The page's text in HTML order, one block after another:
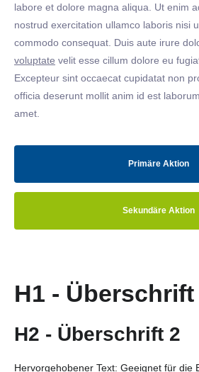
labore et dolore magna aliqua. Ut enim
nostrud exercitation ullamco laboris nisi
commodo consequat. Duis aute irure
voluptate velit esse cillum dolore eu
Excepteur sint occaecat cupidatat non
officia deserunt mollit anim id est
amet.
Primäre Aktion
Sekundäre Aktion
H1 - Überschrift
H2 - Überschrift 2
Hervorgehobener Text: Geeignet für die